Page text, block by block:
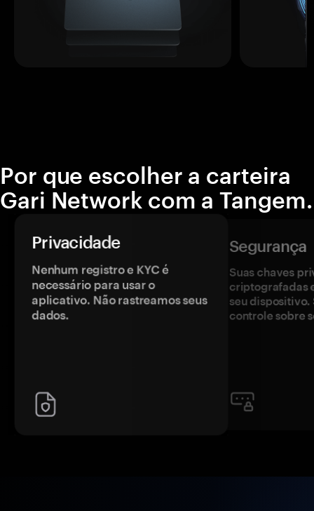
Por que escolher a carteira
Gari Network com a Tangem.
Privacidade
Nenhum registro e KYC é
necessário para usar o
aplicativo. Não rastreamos seus
dados.
Segurança
Suas chaves
criptografadas
seu dispositivo.
controle sobre